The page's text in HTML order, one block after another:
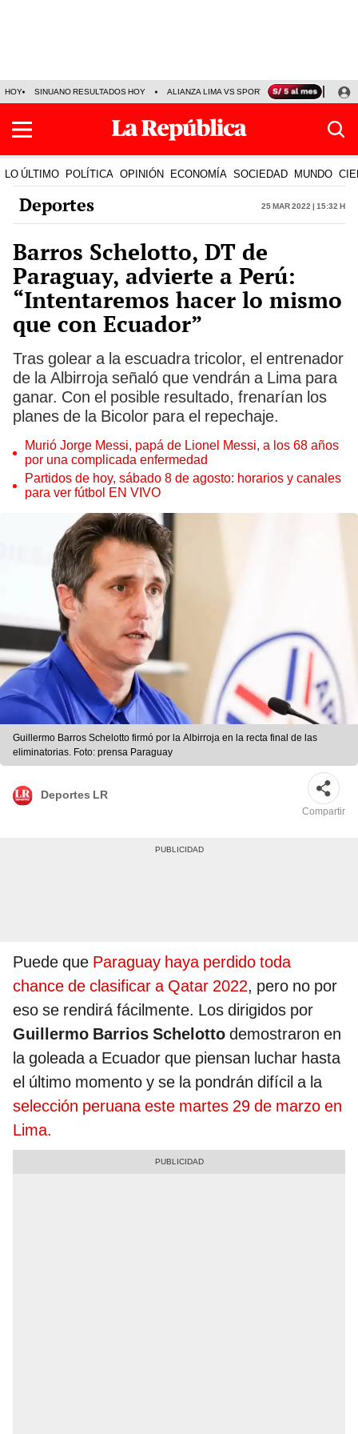
HOY SINUANO RESULTADOS HOY ALIANZA LIMA VS SPORT BOYS JORGE
LO ÚLTIMO POLÍTICA OPINIÓN ECONOMÍA SOCIEDAD MUNDO
Deportes 25 Mar 2022 | 15:32 h
Barros Schelotto, DT de
Paraguay, advierte a Perú:
“Intentaremos hacer lo mismo
que con Ecuador”
Tras golear a la escuadra tricolor, el entrenador
de la Albirroja señaló que vendrán a Lima para
ganar. Con el posible resultado, frenarían los
planes de la Bicolor para el repechaje.
Murió Jorge Messi, papá de Lionel Messi, a los 68 años
por una complicada enfermedad
Partidos de hoy, sábado 8 de agosto: horarios y canales
para ver fútbol EN VIVO
Guillermo Barros Schelotto firmó por la Albirroja en la recta final de las
eliminatorias. Foto: prensa Paraguay
Deportes LR
Compartir
Puede que Paraguay haya perdido toda
chance de clasificar a Qatar 2022, pero no por
eso se rendirá fácilmente. Los dirigidos por
Guillermo Barrios Schelotto demostraron en
la goleada a Ecuador que piensan luchar hasta
el último momento y se la pondrán difícil a la
selección peruana este martes 29 de marzo en
Lima.